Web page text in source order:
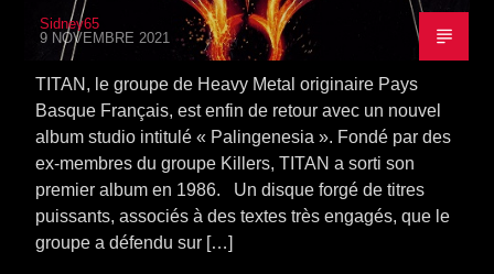
Sidney65
9 NOVEMBRE 2021
TITAN, le groupe de Heavy Metal originaire Pays
Basque Français, est enfin de retour avec un nouvel
album studio intitulé « Palingenesia ». Fondé par des
ex-membres du groupe Killers, TITAN a sorti son
premier album en 1986. Un disque forgé de titres
puissants, associés à des textes très engagés, que le
groupe a défendu sur […]